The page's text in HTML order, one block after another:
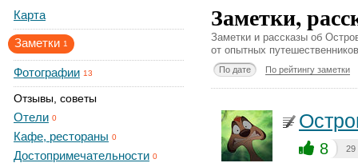
Карта
Заметки 1
Фотографии 13
Отзывы, советы
Отели 0
Кафе, рестораны 0
Достопримечательности 0
Заметки,
Заметки и рассказы об
от опытных
По дате По рейтингу заметки
8 29